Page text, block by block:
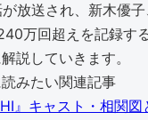
放送され、新木優
万回超えを記録す
説していきます。
みたい関連記事